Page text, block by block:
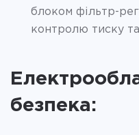
блоком фільтр-
контролю тиску
безпека: